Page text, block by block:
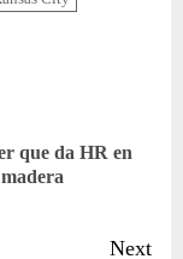
que da HR en
Next